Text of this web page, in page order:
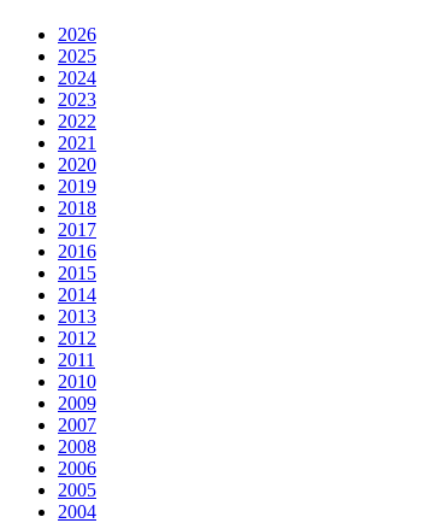
2026
2025
2024
2023
2022
2021
2020
2019
2018
2017
2016
2015
2014
2013
2012
2011
2010
2009
2007
2008
2006
2005
2004